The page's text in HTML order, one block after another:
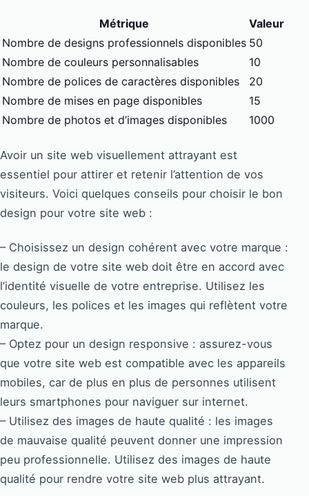
Métrique
Valeur
Nombre de designs professionnels disponibles 50
Nombre de couleurs personnalisables
10
Nombre de polices de caractères disponibles
20
Nombre de mises en page disponibles
15
Nombre de photos et d’images disponibles
1000
Avoir un site web visuellement attrayant est
essentiel pour attirer et retenir l’attention de vos
visiteurs. Voici quelques conseils pour choisir le bon
design pour votre site web :
– Choisissez un design cohérent avec votre marque :
le design de votre site web doit être en accord avec
l’identité visuelle de votre entreprise. Utilisez les
couleurs, les polices et les images qui reflètent votre
marque.
– Optez pour un design responsive : assurez-vous
que votre site web est compatible avec les appareils
mobiles, car de plus en plus de personnes utilisent
leurs smartphones pour naviguer sur internet.
– Utilisez des images de haute qualité : les images
de mauvaise qualité peuvent donner une impression
peu professionnelle. Utilisez des images de haute
qualité pour rendre votre site web plus attrayant.